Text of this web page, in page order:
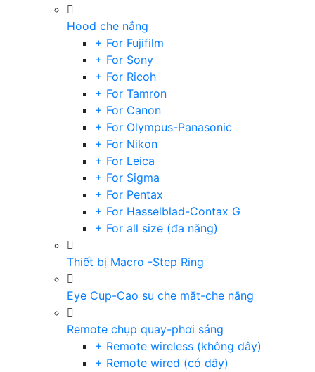
Hood che nắng
+ For Fujifilm
+ For Sony
+ For Ricoh
+ For Tamron
+ For Canon
+ For Olympus-Panasonic
+ For Nikon
+ For Leica
+ For Sigma
+ For Pentax
+ For Hasselblad-Contax G
+ For all size (đa năng)
Thiết bị Macro -Step Ring
Eye Cup-Cao su che mắt-che nắng
Remote chụp quay-phơi sáng
+ Remote wireless (không dây)
+ Remote wired (có dây)